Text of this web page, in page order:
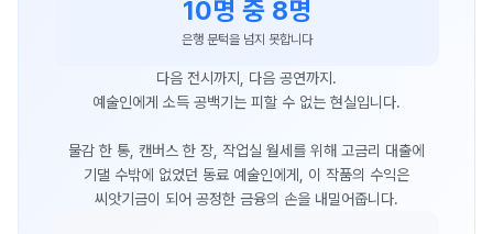
10명 중 8명
은행 문턱을 넘지 못합니다
다음 전시까지, 다음 공연까지.
예술인에게 소득 공백기는 피할 수 없는 현실입니다.
물감 한 통, 캔버스 한 장, 작업실 월세를 위해 고금리 대출에
기댈 수밖에 없었던 동료 예술인에게, 이 작품의 수익은
씨앗기금이 되어 공정한 금융의 손을 내밀어줍니다.